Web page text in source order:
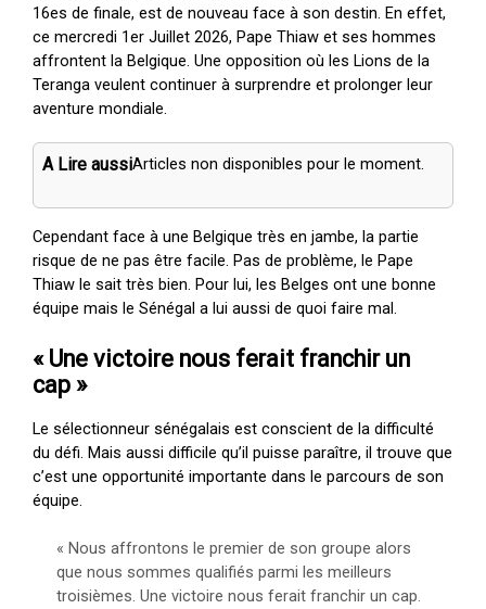
16es de finale, est de nouveau face à son destin. En effet,
ce mercredi 1er Juillet 2026, Pape Thiaw et ses hommes
affrontent la Belgique. Une opposition où les Lions de la
Teranga veulent continuer à surprendre et prolonger leur
aventure mondiale.
A Lire aussiArticles non disponibles pour le moment.
Cependant face à une Belgique très en jambe, la partie
risque de ne pas être facile. Pas de problème, le Pape
Thiaw le sait très bien. Pour lui, les Belges ont une bonne
équipe mais le Sénégal a lui aussi de quoi faire mal.
« Une victoire nous ferait franchir un
cap »
Le sélectionneur sénégalais est conscient de la difficulté
du défi. Mais aussi difficile qu’il puisse paraître, il trouve que
c’est une opportunité importante dans le parcours de son
équipe.
« Nous affrontons le premier de son groupe alors
que nous sommes qualifiés parmi les meilleurs
troisièmes. Une victoire nous ferait franchir un cap.